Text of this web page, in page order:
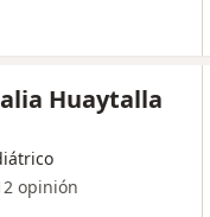
Huaytalla
opinión